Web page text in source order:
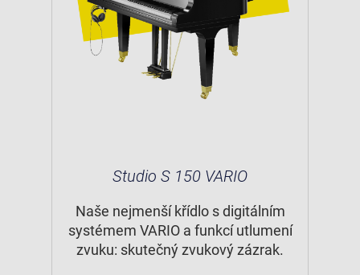
Studio S 150 VARIO
Naše nejmenší křídlo s digitálním
systémem VARIO a funkcí utlumení
zvuku: skutečný zvukový zázrak.